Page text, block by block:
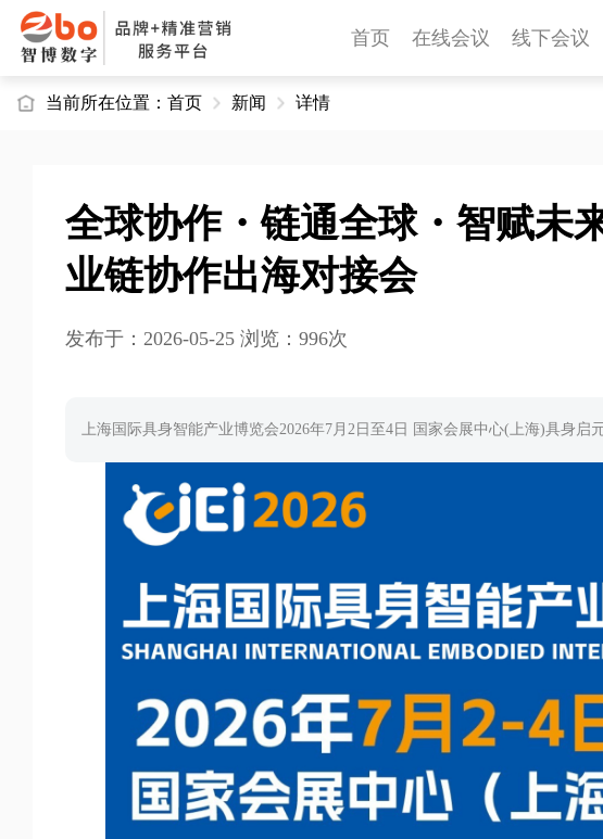
首页 在线会议 线下会议
当前所在位置： 首页 新闻 详情
全球协作・链通全球・智赋
业链协作出海对接会
发布于：2026-05-25 浏览：996次
上海国际具身智能产业博览会2026年7月2日至4日 国家会展中心(上海)具身启